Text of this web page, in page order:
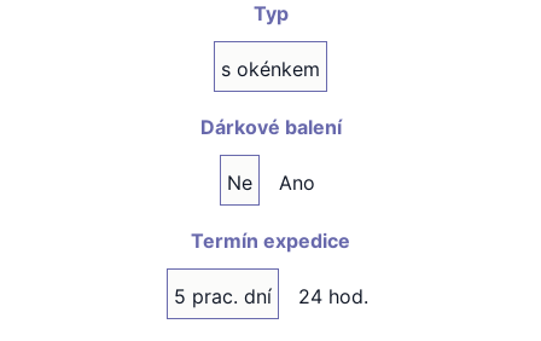
Hrnky, magnety, trička…
Typ
s okénkem
Dárkové balení
Ne Ano
Termín expedice
5 prac. dní 24 hod.